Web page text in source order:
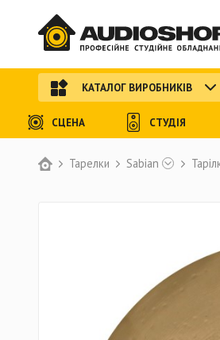
Тарелки Sabian
КАТАЛОГ ВИРОБНИКІВ
СЦЕНА СТУДІЯ